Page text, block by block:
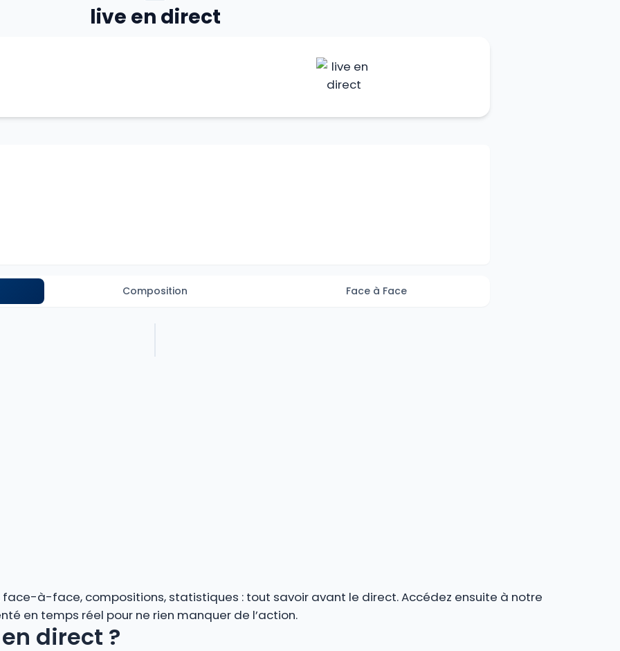
live en direct
Composition Face à Face
face-à-face, compositions, statistiques : tout savoir avant le direct. Accédez ensuite à notre
en temps réel pour ne rien manquer de l’action.
direct ?